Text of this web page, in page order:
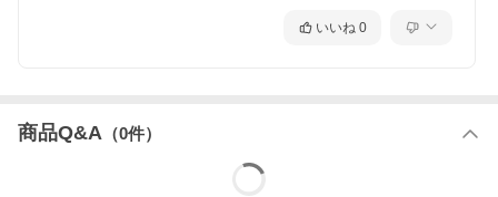
いいね 0
商品Q&A （0件）